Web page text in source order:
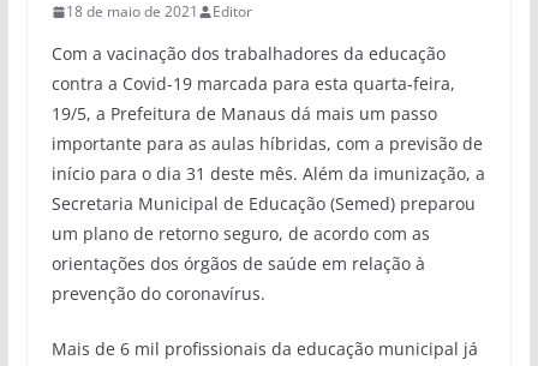
18 de maio de 2021 Editor
Com a vacinação dos trabalhadores da educação
contra a Covid-19 marcada para esta quarta-feira,
19/5, a Prefeitura de Manaus dá mais um passo
importante para as aulas híbridas, com a previsão de
início para o dia 31 deste mês. Além da imunização, a
Secretaria Municipal de Educação (Semed) preparou
um plano de retorno seguro, de acordo com as
orientações dos órgãos de saúde em relação à
prevenção do coronavírus.
Mais de 6 mil profissionais da educação municipal já